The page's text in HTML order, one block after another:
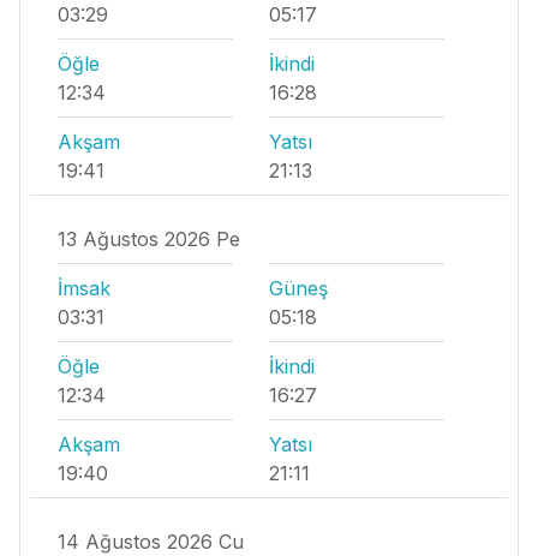
03:29 05:17
Öğle
12:34
İkindi
16:28
Akşam
19:41
Yatsı
21:13
13 Ağustos 2026 Pe
İmsak
03:31
Güneş
05:18
Öğle
12:34
İkindi
16:27
Akşam
19:40
Yatsı
21:11
14 Ağustos 2026 Cu